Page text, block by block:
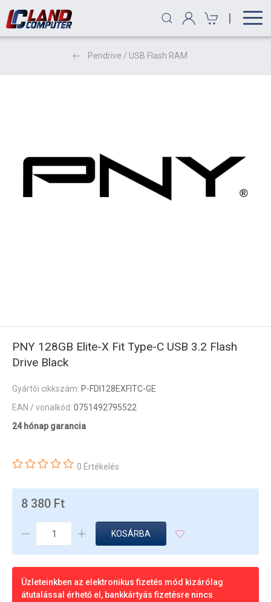
|
Pendrive / USB Flash RAM
PNY 128GB Elite-X Fit Type-C USB 3.2 Flash
Drive Black
Gyártói cikkszám: P-FDI128EXFITC-GE
EAN / vonalkód: 0751492795522
24 hónap garancia
0 Értékelés
8 380 Ft
KOSÁRBA
Üzleteinkben az elektronikus fizetés mód kizárólag
átutalással érhető el, bankkártyás fizetésre nincs